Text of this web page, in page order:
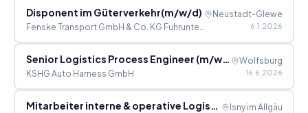
Disponent im Güterverkehr(m/w/d)
Fenske Transport GmbH & Co. KG Fuhrunternehmen und Spedition
Neustadt-Glewe
6.1.2026
Senior Logistics Process Engineer (m/w/d)
KSHG Auto Harness GmbH
Wolfsburg
16.6.2026
Mitarbeiter interne & operative Logistik (m/w/d) Isny im Allgäu